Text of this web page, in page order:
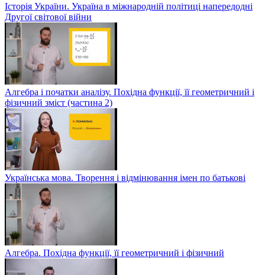
Історія України. Україна в міжнародній політиці напередодні
Другої світової війни
Алгебра і початки аналізу. Похідна функції, її геометричний і
фізичний зміст (частина 2)
Українська мова. Творення і відмінювання імен по батькові
Алгебра. Похідна функції, її геометричний і фізичний